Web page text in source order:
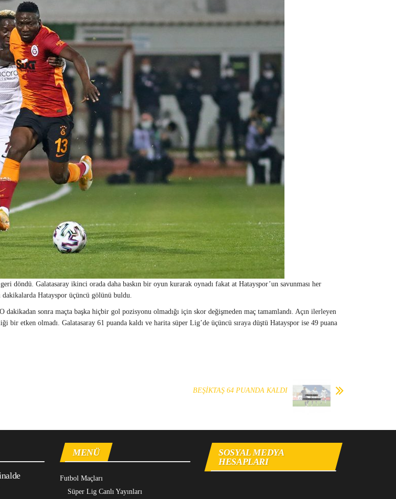
döndü. Galatasaray ikinci orada daha baskın bir oyun kurarak oynadı fakat at Hatayspor’un savunması her
dakikalarda Hatayspor üçüncü gölünü buldu.
sonra maçta başka hiçbir gol pozisyonu olmadığı için skor değişmeden maç tamamlandı. Açın ilerleyen
etken olmadı. Galatasaray 61 puanda kaldı ve harita süper Lig’de üçüncü sıraya düştü Hatayspor ise 49 puana
BEŞİKTAŞ 64 PUANDA KALDI
MENÜ
Futbol Maçları
Süper Lig Canlı Yayınları
SOSYAL MEDYA
HESAPLARI